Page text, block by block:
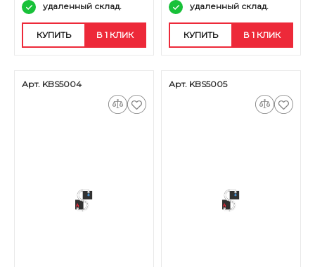
удаленный склад.
КУПИТЬ В 1 КЛИК
удаленный склад.
КУПИТЬ В 1 КЛИК
Арт. KBS5004 Арт. KBS5005